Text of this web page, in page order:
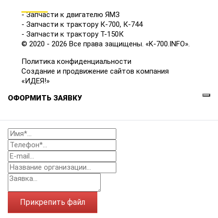
- Запчасти к двигателю ЯМЗ
- Запчасти к трактору К-700, К-744
- Запчасти к трактору Т-150К
© 2020 - 2026 Все права защищены. «K-700.INFO».
Политика конфиденциальности
Создание и продвижение сайтов компания
«ИДЕЯ!»
ОФОРМИТЬ ЗАЯВКУ
Прикрепить файл